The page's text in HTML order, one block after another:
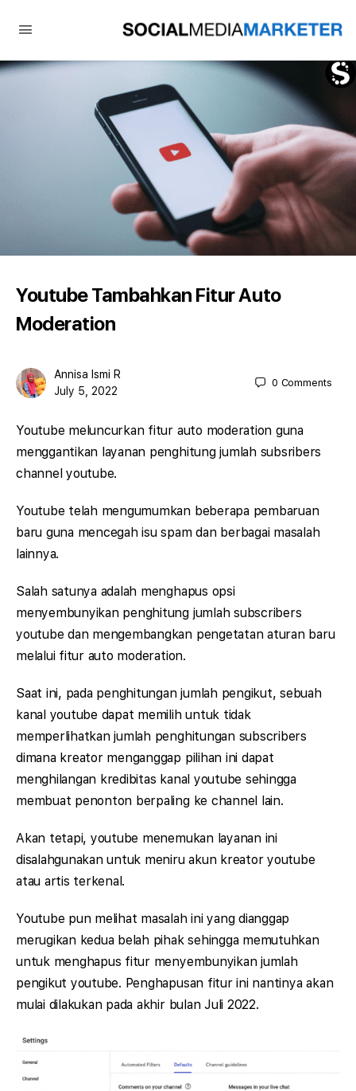
Youtube Tambahkan Fitur Auto
Moderation
Annisa Ismi R
July 5, 2022
0 Comments
Youtube meluncurkan fitur auto moderation guna
menggantikan layanan penghitung jumlah subsribers
channel youtube.
Youtube telah mengumumkan beberapa pembaruan
baru guna mencegah isu spam dan berbagai masalah
lainnya.
Salah satunya adalah menghapus opsi
menyembunyikan penghitung jumlah subscribers
youtube dan mengembangkan pengetatan aturan baru
melalui fitur auto moderation.
Saat ini, pada penghitungan jumlah pengikut, sebuah
kanal youtube dapat memilih untuk tidak
memperlihatkan jumlah penghitungan subscribers
dimana kreator menganggap pilihan ini dapat
menghilangan kredibitas kanal youtube sehingga
membuat penonton berpaling ke channel lain.
Akan tetapi, youtube menemukan layanan ini
disalahgunakan untuk meniru akun kreator youtube
atau artis terkenal.
Youtube pun melihat masalah ini yang dianggap
merugikan kedua belah pihak sehingga memutuhkan
untuk menghapus fitur menyembunyikan jumlah
pengikut youtube. Penghapusan fitur ini nantinya akan
mulai dilakukan pada akhir bulan Juli 2022.